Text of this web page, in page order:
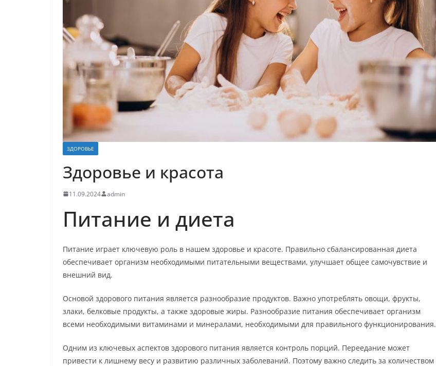
ЗДОРОВЬЕ
Здоровье и красота
11.09.2024 admin
Питание и диета
Питание играет ключевую роль в нашем здоровье и красоте. Правильно сбалансированная диета
обеспечивает организм необходимыми питательными веществами, улучшает общее самочувствие и
внешний вид.
Основой здорового питания является разнообразие продуктов. Важно употреблять овощи, фрукты,
злаки, белковые продукты, а также здоровые жиры. Разнообразие питания обеспечивает организм
всеми необходимыми витаминами и минералами, необходимыми для правильного функционирования.
Одним из ключевых аспектов здорового питания является контроль порций. Переедание может
привести к лишнему весу и развитию различных заболеваний. Поэтому важно следить за количеством